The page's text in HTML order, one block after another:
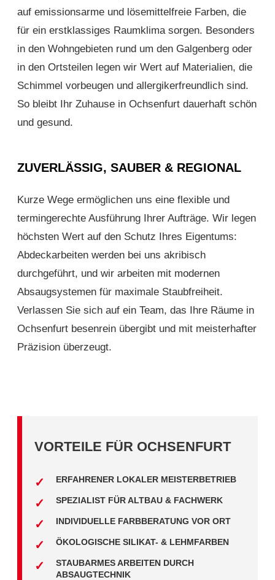
auf emissionsarme und lösemittelfreie Farben, die
für ein erstklassiges Raumklima sorgen. Besonders
in den Wohngebieten rund um den Galgenberg oder
in den Ortsteilen legen wir Wert auf Materialien, die
Schimmel vorbeugen und allergikerfreundlich sind.
So bleibt Ihr Zuhause in Ochsenfurt dauerhaft schön
und gesund.
ZUVERLÄSSIG, SAUBER & REGIONAL
Kurze Wege ermöglichen uns eine flexible und
termingerechte Ausführung Ihrer Aufträge. Wir legen
höchsten Wert auf den Schutz Ihres Eigentums:
Abdeckarbeiten werden bei uns akribisch
durchgeführt, und wir arbeiten mit modernen
Absaugsystemen für maximale Staubfreiheit.
Verlassen Sie sich auf ein Team, das Ihre Räume in
Ochsenfurt besenrein übergibt und mit meisterhafter
Präzision überzeugt.
VORTEILE FÜR OCHSENFURT
ERFAHRENER LOKALER MEISTERBETRIEB
SPEZIALIST FÜR ALTBAU & FACHWERK
INDIVIDUELLE FARBBERATUNG VOR ORT
ÖKOLOGISCHE SILIKAT- & LEHMFARBEN
STAUBARMES ARBEITEN DURCH
ABSAUGTECHNIK